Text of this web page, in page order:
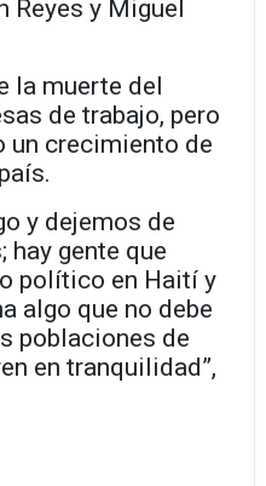
Reyes y Miguel
la muerte del
de trabajo, pero
un crecimiento de
y dejemos de
gente que
político en Haití y
algo que no debe
poblaciones de
en tranquilidad”,